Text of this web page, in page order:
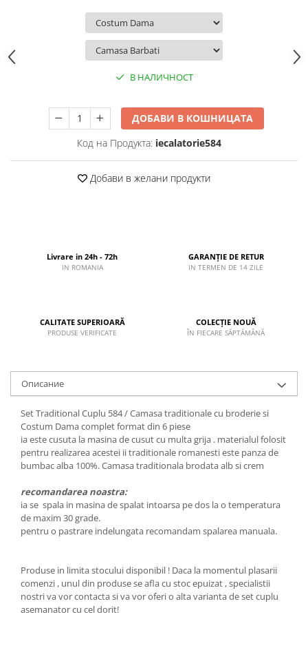
В НАЛИЧНОСТ
ДОБАВИ В КОШНИЦАТА
Код на Продукта: iecalatorie584
Добави в желани продукти
Livrare in 24h - 72h
IN ROMANIA
GARANȚIE DE RETUR
IN TERMEN DE 14 ZILE
CALITATE SUPERIOARĂ
PRODUSE VERIFICATE
COLECȚIE NOUĂ
ÎN FIECARE SĂPTĂMÂNĂ
Описание
Set Traditional Cuplu 584 / Camasa traditionale cu broderie si
Costum Dama complet format din 6 piese
ia este cusuta la masina de cusut cu multa grija . materialul folosit
pentru realizarea acestei ii traditionale romanesti este panza de
bumbac alba 100%. Camasa traditionala brodata alb si crem
recomandarea noastra:
ia se spala in masina de spalat intoarsa pe dos la o temperatura
de maxim 30 grade.
pentru o pastrare indelungata recomandam spalarea manuala.
Produse in limita stocului disponibil ! Daca la momentul plasarii
comenzi , unul din produse se afla cu stoc epuizat , specialistii
nostri va vor contacta si va vor oferi o alta varianta de set cuplu
asemanator cu cel dorit!